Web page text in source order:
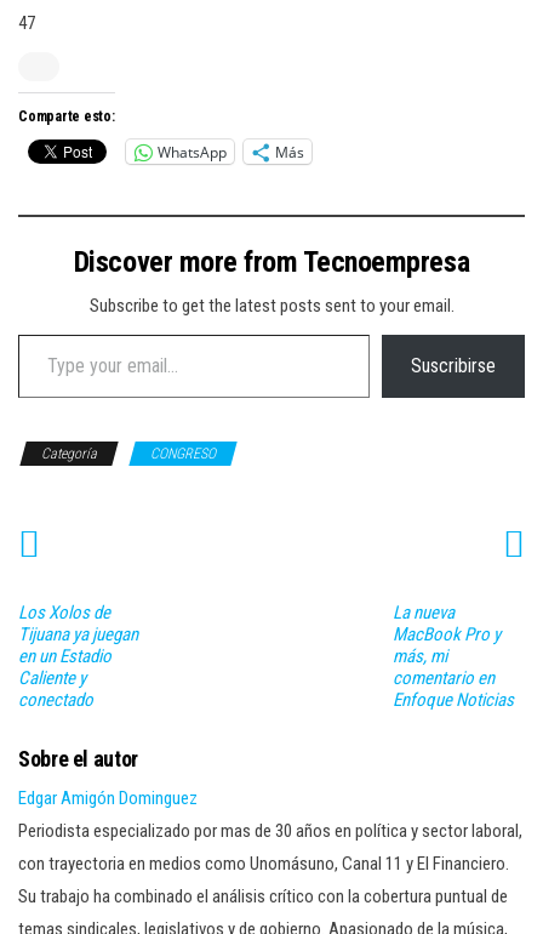
47
Comparte esto:
WhatsApp Más
Discover more from Tecnoempresa
Subscribe to get the latest posts sent to your email.
Type your email…
Suscribirse
Categoría CONGRESO
Los Xolos de
Tijuana ya juegan
en un Estadio
Caliente y
conectado
La nueva
MacBook Pro y
más, mi
comentario en
Enfoque Noticias
Sobre el autor
Edgar Amigón Dominguez
Periodista especializado por mas de 30 años en política y sector laboral,
con trayectoria en medios como Unomásuno, Canal 11 y El Financiero.
Su trabajo ha combinado el análisis crítico con la cobertura puntual de
temas sindicales, legislativos y de gobierno. Apasionado de la música,